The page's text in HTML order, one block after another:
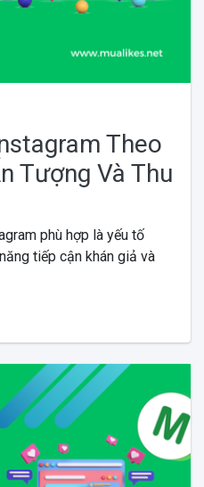
Theo
Tượng Và Thu
phù hợp là yếu tố
tiếp cận khán giả và